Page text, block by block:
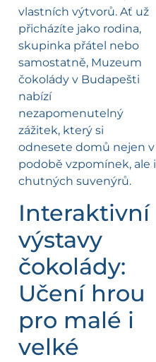
vlastních výtvorů. Ať už
přicházíte jako rodina,
skupinka přátel nebo
samostatně, Muzeum
čokolády v Budapešti
nabízí
nezapomenutelný
zážitek, který si
odnesete domů nejen v
podobě vzpomínek, ale i
chutných suvenýrů.
Interaktivní
výstavy
čokolády:
Učení hrou
pro malé i
velké